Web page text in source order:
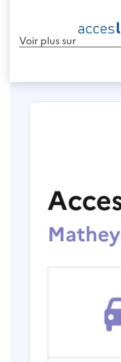
Voir plus sur